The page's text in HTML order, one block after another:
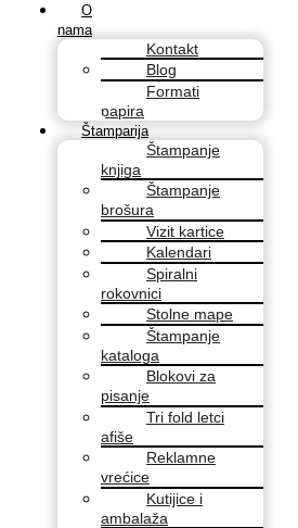
O
nama
Kontakt
Blog
Formati
papira
Štamparija
Štampanje
knjiga
Štampanje
brošura
Vizit kartice
Kalendari
Spiralni
rokovnici
Stolne mape
Štampanje
kataloga
Blokovi za
pisanje
Tri fold letci
afiše
Reklamne
vrećice
Kutijice i
ambalaža